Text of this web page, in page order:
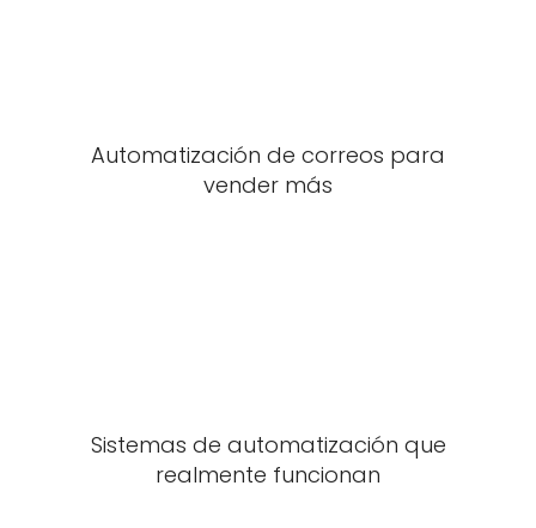
Automatización de correos para
vender más
Sistemas de automatización que
realmente funcionan